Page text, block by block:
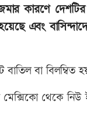
কারণে দেশটির
এবং
বা বিলম্বিত
থেকে নিউ